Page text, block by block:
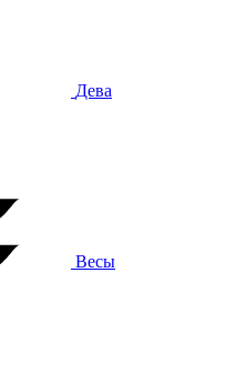
Дева
Весы